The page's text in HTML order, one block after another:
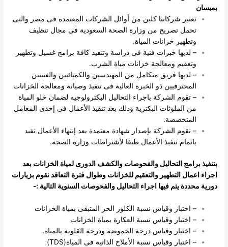
بميسان
تعتبر شركاتنا كلين من أوائل الشركات المعتمدة فى مصر والتى
تحمل تصريح من وزارة الصحة السعودية فى مجال تنظيف
وتطهير خزانات المياة.
– لديها خبرات فنية فى دراسة وتنفيذ كافة برامج غسيل وتطهير
وتعقيم ومعالجة خزانات مياة الشرب.
– لديها فريق متكامل من المهندسين والكميائيين والفنينين
المحترفيين ذو الخبرة العالية فى تنفيذ وصيانة ومعالجة الخزانات
– تقوم الشركة باجراء التحاليل البكترولوجيه لضمان خلو المياة
من الملوثات البكترية وذلك بعد تنفيذ الأعمال فى إحدى المعامل
المتخصصة.
– تقوم الشركة بإصدار شهادة معتمدة بعد إنتهاء الأعمال تفيد
باتمام تنفيذ الأعمال طبقا لأشتراطات وزارة الصحة.
بتنفيذ برامج التحاليل والفحوصات والكشف الدورى لمياة الخزانات بعد
اجراء اعمال التطهير والتعقيم للخزانات وطوال فترة التعاقد نقوم بزيارات
دورية محددة يتم فيها اجراء التحاليل والفحوصات السنوية التالية :-
– اختبار وقياس نسبة الكلور الحر المتبقى بمياة الخزانات
– اختبار وقياس نسبة العكارة بمياة الخزانات
– اختبار وقياس درجة الحموضة ودرجة القلوية بالمياة.
– اختبار وقياس نسبة الأملاح الذاتية فى المياة(TDS)